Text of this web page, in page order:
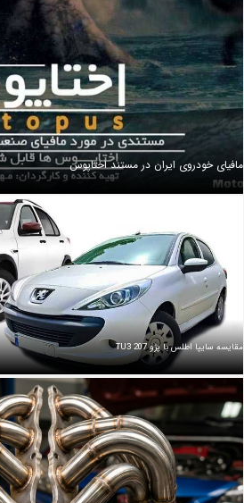
مافیای خودروی ایران در مستند اختاپوس
مقایسه سایپا اطلس با پژو 207 TU3